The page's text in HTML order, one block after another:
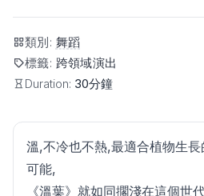
類別: 舞蹈
標籤: 跨領域演出
Duration: 30分鐘
溫,不冷也不熱,最適合植物生
可能,
《溫葉》就如同擱淺在這個世